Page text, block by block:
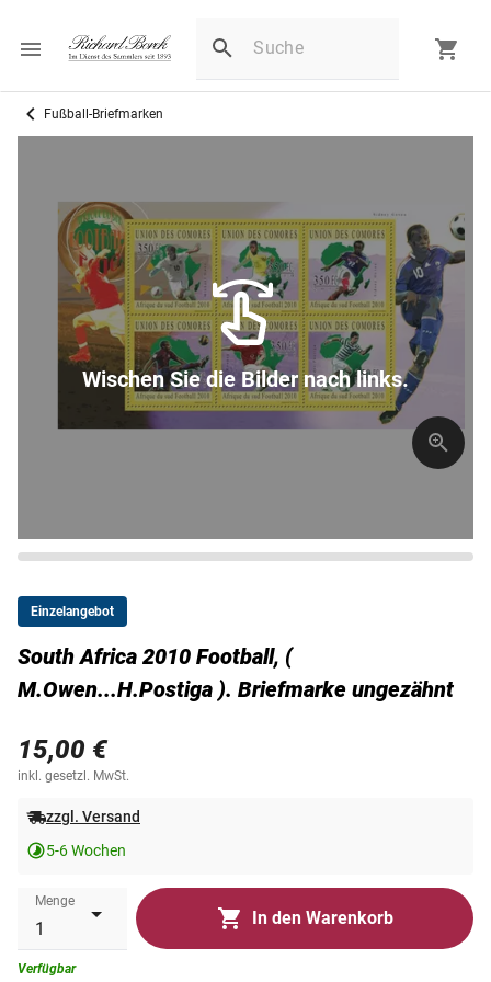
Fußball-Briefmarken
Wischen Sie die Bilder nach links.
Einzelangebot
South Africa 2010 Football, (
M.Owen...H.Postiga ). Briefmarke ungezähnt
15,00 €
inkl. gesetzl. MwSt.
zzgl. Versand
5-6 Wochen
Menge
In den Warenkorb
Verfügbar